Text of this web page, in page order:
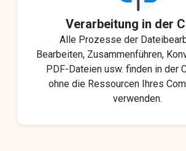
Verarbeitung in der
Alle Prozesse der
Bearbeiten, Zusammenführen,
PDF-Dateien usw. finden in der
ohne die Ressourcen Ihres
verwenden.